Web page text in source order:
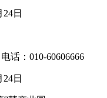
日
话：010-60606666
日